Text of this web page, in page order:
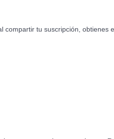
compartir tu suscripción, obtienes